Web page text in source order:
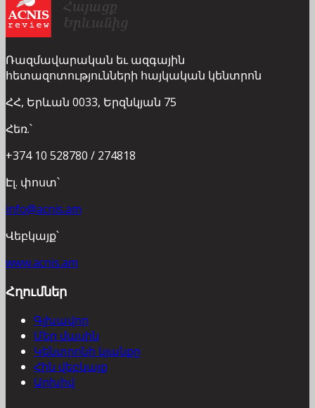
Ռազմավարական եւ ազգային
հետազոտությունների հայկական կենտրոն
ՀՀ, Երևան 0033, Երզնկյան 75
Հեռ.՝
+374 10 528780 / 274818
Էլ. փոստ՝
info@acnis.am
Վեբկայք՝
www.acnis.am
Հղումներ
Գլխավոր
Մեր մասին
Կենտրոնի կյանքը
Հին վեբկայք
Արխիվ